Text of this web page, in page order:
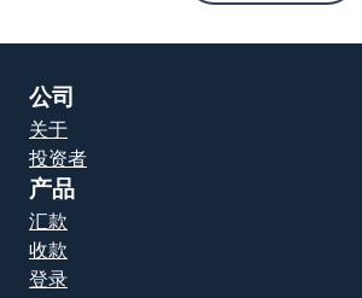
公司
关于
投资者
产品
汇款
收款
登录